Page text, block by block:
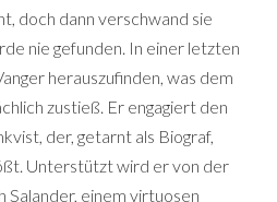
doch dann verschwand sie
nie gefunden. In einer letzten
herauszufinden, was dem
zustieß. Er engagiert den
der, getarnt als Biograf,
Unterstützt wird er von der
Salander, einem virtuosen